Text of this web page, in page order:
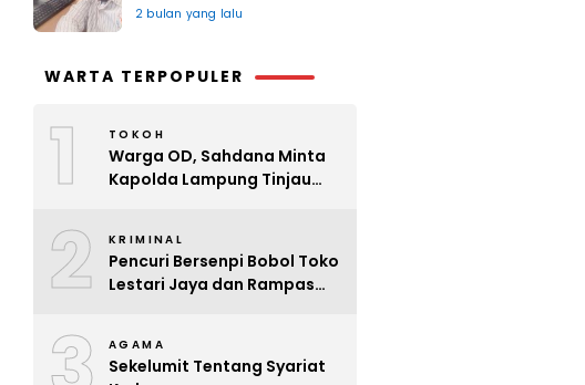
2 bulan yang lalu
WARTA TERPOPULER
1 TOKOH
Warga OD, Sahdana Minta
Kapolda Lampung Tinjau
2 KRIMINAL
Pencuri Bersenpi Bobol Toko
Lestari Jaya dan Rampas
AGAMA
Sekelumit Tentang Syariat